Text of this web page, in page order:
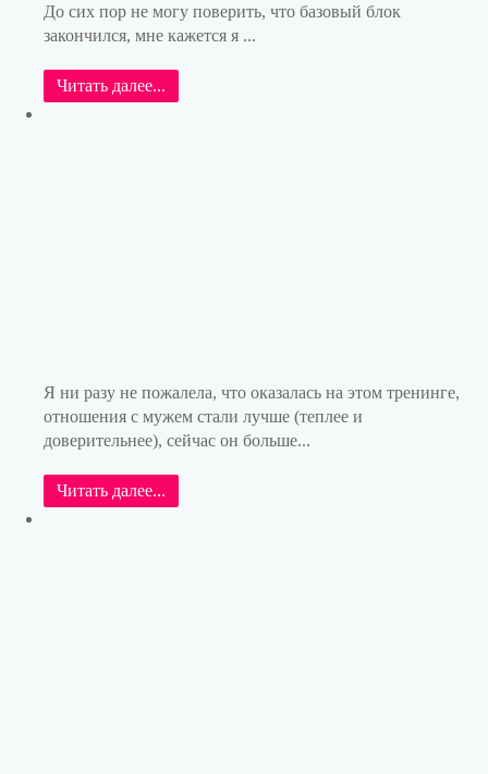
До сих пор не могу поверить, что базовый блок
закончился, мне кажется я ...
Читать далее...
Я ни разу не пожалела, что оказалась на этом тренинге,
отношения с мужем стали лучше (теплее и
доверительнее), сейчас он больше...
Читать далее...